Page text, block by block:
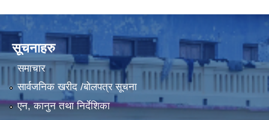
सूचनाहरु
समाचार
सार्वजनिक खरीद /बोलपत्र सूचना
एन, कानुन तथा निर्देशिका